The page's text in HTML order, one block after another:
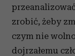
zrobić, żeby
czym nie
dojrzałemu